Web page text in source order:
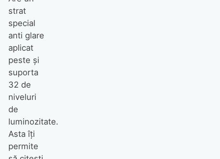
strat
special
anti glare
aplicat
peste şi
suporta
32 de
niveluri
de
luminozitate.
Asta îţi
permite